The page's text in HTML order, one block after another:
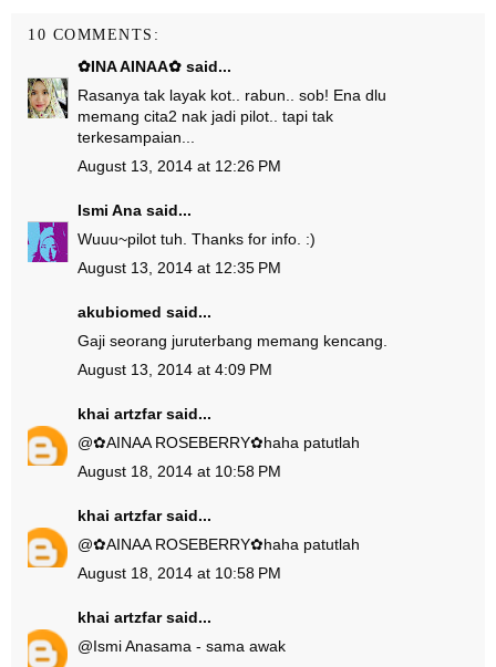
10 COMMENTS:
✿INA AINAA✿ said...
Rasanya tak layak kot.. rabun.. sob! Ena dlu
memang cita2 nak jadi pilot.. tapi tak
terkesampaian...
August 13, 2014 at 12:26 PM
Ismi Ana said...
Wuuu~pilot tuh. Thanks for info. :)
August 13, 2014 at 12:35 PM
akubiomed said...
Gaji seorang juruterbang memang kencang.
August 13, 2014 at 4:09 PM
khai artzfarsaid...
@✿AINAA ROSEBERRY✿haha patutlah
August 18, 2014 at 10:58 PM
khai artzfarsaid...
@✿AINAA ROSEBERRY✿haha patutlah
August 18, 2014 at 10:58 PM
khai artzfarsaid...
@Ismi Anasama - sama awak